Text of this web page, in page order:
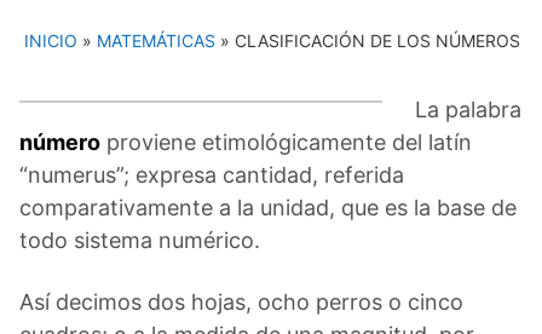
INICIO » MATEMÁTICAS » CLASIFICACIÓN DE LOS NÚMEROS
La palabra
número proviene etimológicamente del latín
“numerus”; expresa cantidad, referida
comparativamente a la unidad, que es la base de
todo sistema numérico.
Así decimos dos hojas, ocho perros o cinco